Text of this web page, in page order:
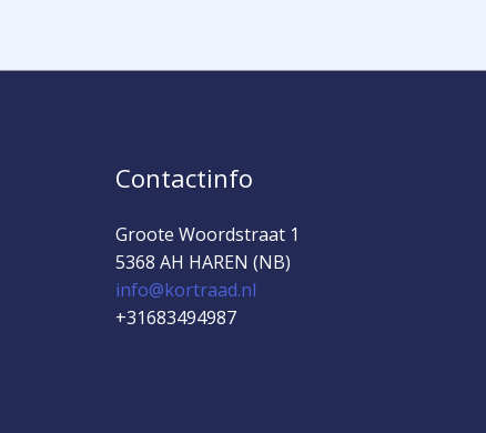
Contactinfo
Groote Woordstraat 1
5368 AH HAREN (NB)
info@kortraad.nl
+31683494987